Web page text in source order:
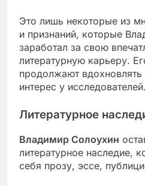
Это лишь некоторые из
и признаний, которые
заработал за свою
литературную карьеру.
продолжают вдохновлять
интерес у исследователей.
Литературное
Владимир Солоухин
литературное наследие,
себя прозу, эссе,